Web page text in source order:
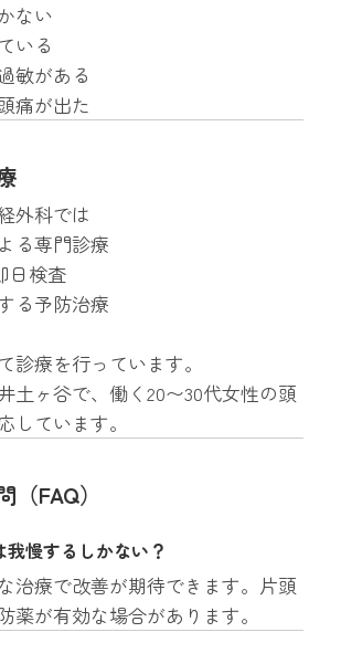
ない
いる
敏がある
痛が出た
外科では
る専門診療
日検査
る予防治療
診療を行っています。
土ヶ谷で、働く20〜30代女性の頭
しています。
FAQ）
慢するしかない？
治療で改善が期待できます。片頭
薬が有効な場合があります。